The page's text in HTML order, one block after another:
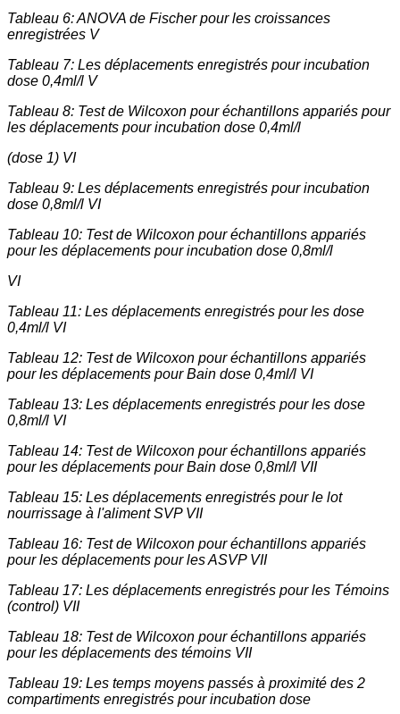
Tableau 6: ANOVA de Fischer pour les croissances
enregistrées V
Tableau 7: Les déplacements enregistrés pour incubation
dose 0,4ml/l V
Tableau 8: Test de Wilcoxon pour échantillons appariés pour
les déplacements pour incubation dose 0,4ml/l
(dose 1) VI
Tableau 9: Les déplacements enregistrés pour incubation
dose 0,8ml/l VI
Tableau 10: Test de Wilcoxon pour échantillons appariés
pour les déplacements pour incubation dose 0,8ml/l
VI
Tableau 11: Les déplacements enregistrés pour les dose
0,4ml/l VI
Tableau 12: Test de Wilcoxon pour échantillons appariés
pour les déplacements pour Bain dose 0,4ml/l VI
Tableau 13: Les déplacements enregistrés pour les dose
0,8ml/l VI
Tableau 14: Test de Wilcoxon pour échantillons appariés
pour les déplacements pour Bain dose 0,8ml/l VII
Tableau 15: Les déplacements enregistrés pour le lot
nourrissage à l'aliment SVP VII
Tableau 16: Test de Wilcoxon pour échantillons appariés
pour les déplacements pour les ASVP VII
Tableau 17: Les déplacements enregistrés pour les Témoins
(control) VII
Tableau 18: Test de Wilcoxon pour échantillons appariés
pour les déplacements des témoins VII
Tableau 19: Les temps moyens passés à proximité des 2
compartiments enregistrés pour incubation dose